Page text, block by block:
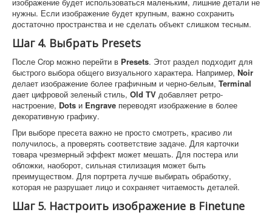
изображение будет использоваться маленьким, лишние детали не
нужны. Если изображение будет крупным, важно сохранить
достаточно пространства и не сделать объект слишком тесным.
Шаг 4. Выбрать Presets
После Crop можно перейти в Presets. Этот раздел подходит для
быстрого выбора общего визуального характера. Например, Noir
делает изображение более графичным и черно-белым, Terminal
дает цифровой зеленый стиль, Old TV добавляет ретро-
настроение, Dots и Engrave переводят изображение в более
декоративную графику.
При выборе пресета важно не просто смотреть, красиво ли
получилось, а проверять соответствие задаче. Для карточки
товара чрезмерный эффект может мешать. Для постера или
обложки, наоборот, сильная стилизация может быть
преимуществом. Для портрета лучше выбирать обработку,
которая не разрушает лицо и сохраняет читаемость деталей.
Шаг 5. Настроить изображение в Finetune